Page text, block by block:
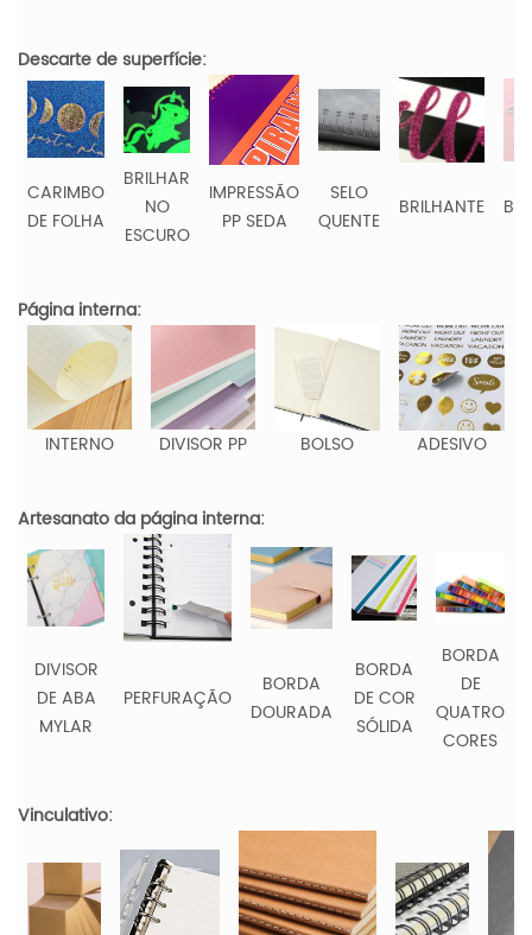
Descarte de superfície:
CARIMBO
DE FOLHA
BRILHAR
NO
ESCURO
IMPRESSÃO
PP SEDA
SELO
QUENTE
BRILHANTE
Página interna:
INTERNO DIVISOR PP BOLSO ADESIVO
Artesanato da página interna:
DIVISOR
DE ABA
MYLAR
PERFURAÇÃO
BORDA
DOURADA
BORDA
DE COR
SÓLIDA
BORDA
DE
QUATRO
CORES
Vinculativo: